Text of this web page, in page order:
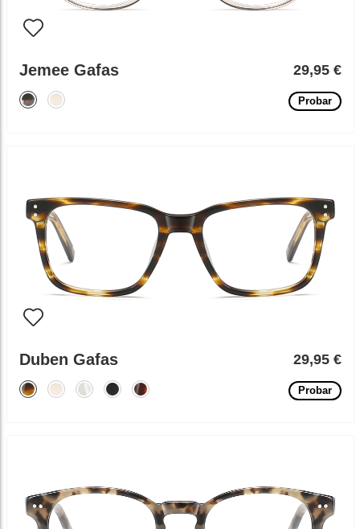
Jemee Gafas 29,95 €
Probar
Duben Gafas 29,95 €
Probar